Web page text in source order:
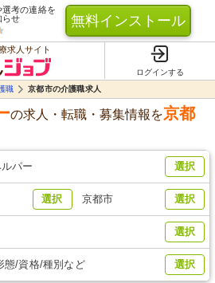
選考の連絡を
らせ
無料インストール
求人サイト
ログインする
職 京都市の介護職求人
の求人・転職・募集情報を京都
パー 選択
選択 京都市 選択
選択
態/資格/種別など 選択